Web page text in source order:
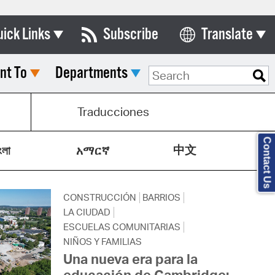
Links
& Commissions
City Council
List
& Documents
Code
Meeting Portal
Subscribe Translate
Select Language
To Departments
Traducciones
አማርኛ 中文
CONSTRUCCIÓN
BARRIOS
LA CIUDAD
ESCUELAS COMUNITARIAS
NIÑOS Y FAMILIAS
Una nueva era para la
Contact Us